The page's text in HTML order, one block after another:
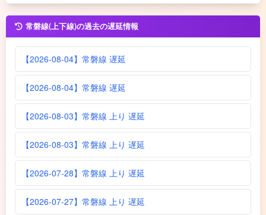
常磐線(上下線)の過去の遅延情報
【2026-08-04】常磐線 遅延
【2026-08-04】常磐線 遅延
【2026-08-03】常磐線 上り 遅延
【2026-08-03】常磐線 上り 遅延
【2026-07-28】常磐線 上り 遅延
【2026-07-27】常磐線 上り 遅延